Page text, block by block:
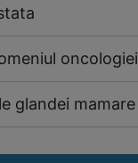
oncologiei
glandei mamare